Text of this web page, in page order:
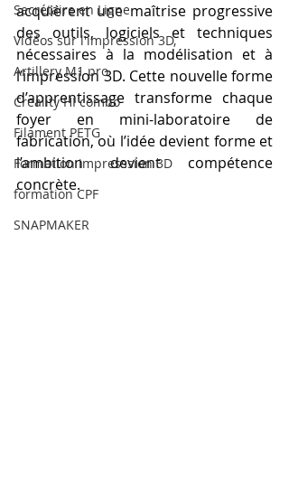
Secrétaire en Ligne
Vidéos sur l'impression 3D,
Artillery M1 pro
Creality HI combo
Filament PETG
Formation impresssion 3D
formation CPF
SNAPMAKER
acquièrent une maîtrise progressive
des outils, logiciels et techniques
nécessaires à la modélisation et à
l’impression 3D. Cette nouvelle forme
d’apprentissage transforme chaque
foyer en mini-laboratoire de
fabrication, où l’idée devient forme et
l’ambition devient compétence
concrète.